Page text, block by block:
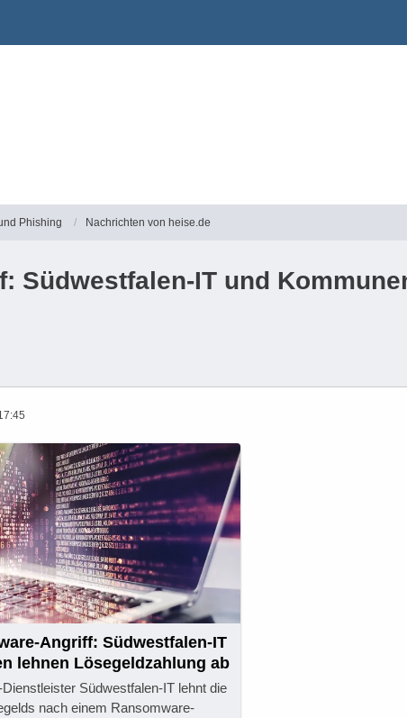
Phishing Nachrichten von heise.de
Südwestfalen-IT und
Angriff: Südwestfalen-IT
lehnen Lösegeldzahlung ab
Südwestfalen-IT lehnt die
nach einem Ransomware-